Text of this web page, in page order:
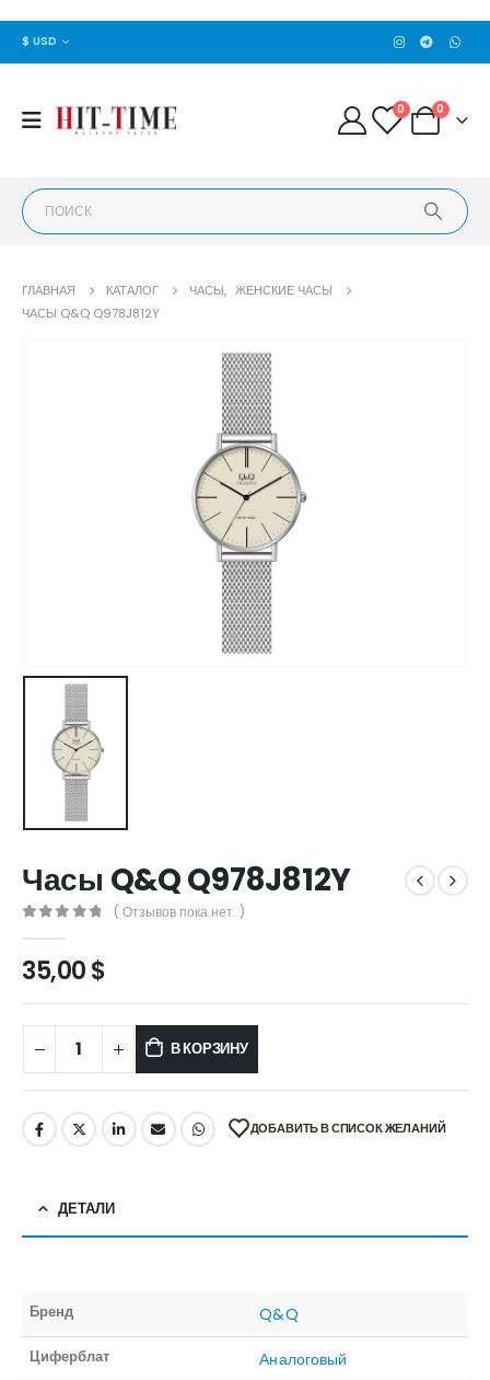
$ USD
0 0
ГЛАВНАЯ КАТАЛОГ ЧАСЫ, ЖЕНСКИЕ ЧАСЫ
ЧАСЫ Q&Q Q978J812Y
Часы Q&Q Q978J812Y
( Отзывов пока нет. )
35,00$
В КОРЗИНУ
ДОБАВИТЬ В СПИСОК ЖЕЛАНИЙ
ДЕТАЛИ
Бренд Q&Q
Циферблат Аналоговый